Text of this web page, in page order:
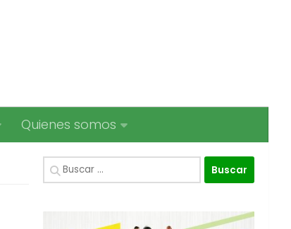
Quienes somos
Buscar: